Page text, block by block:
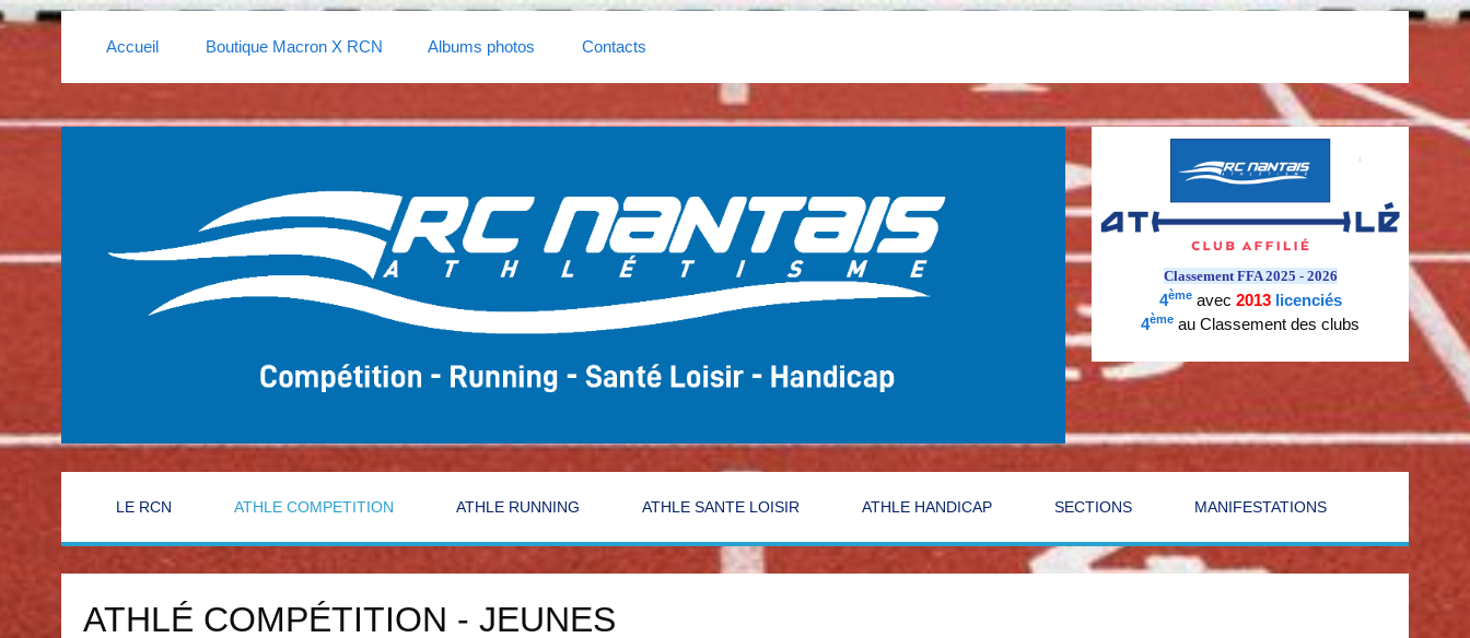
Accueil Boutique Macron X RCN Albums photos Contacts
Classement FFA 2025 - 2026
4èmeavec 2013 licenciés
4ème au Classement des clubs
LE RCN ATHLE COMPETITION ATHLE RUNNING ATHLE SANTE LOISIR ATHLE HANDICAP SECTIONS MANIFESTATIONS
ATHLÉ COMPÉTITION - JEUNES